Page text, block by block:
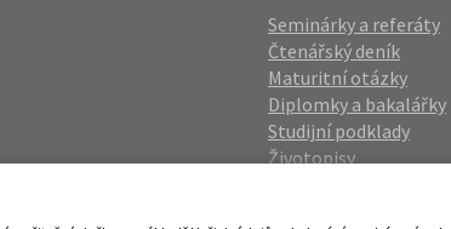
Seminárky a referáty
Čtenářský deník
Maturitní otázky
Diplomky a bakalářky
Studijní podklady
Životopisy